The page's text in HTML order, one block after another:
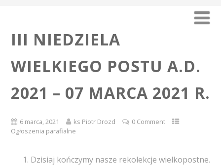
III NIEDZIELA
WIELKIEGO POSTU A.D.
2021 – 07 MARCA 2021 R.
6 marca, 2021 ks Piotr Drozd
0 Comment
Ogłoszenia parafialne
Dzisiaj kończymy nasze rekolekcje wielkopostne.